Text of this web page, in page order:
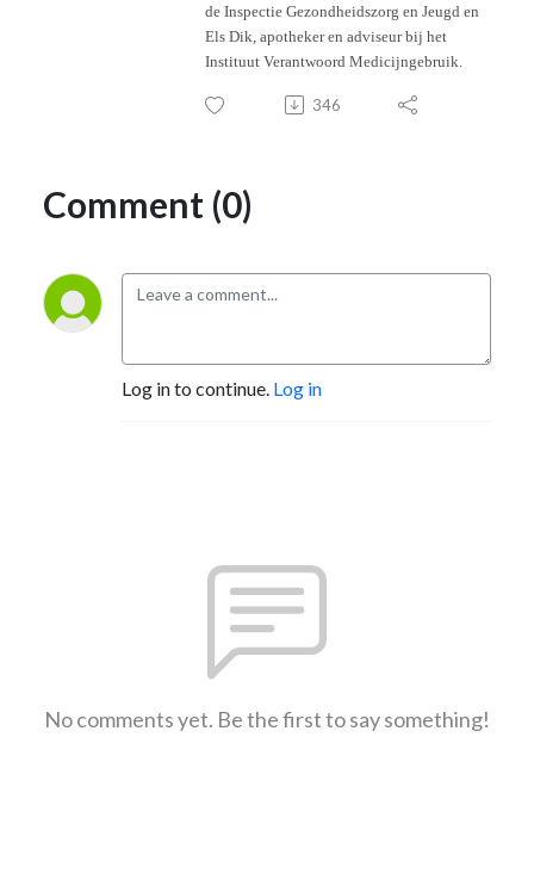
de Inspectie Gezondheidszorg en Jeugd en
Els Dik, apotheker en adviseur bij het
Instituut Verantwoord Medicijngebruik.
346
Comment (0)
Log in to continue. Log in
No comments yet. Be the first to say something!